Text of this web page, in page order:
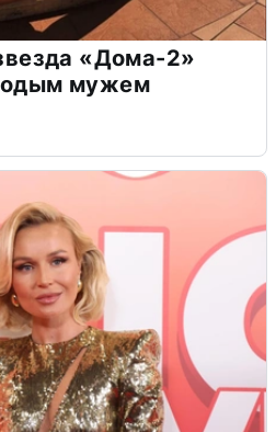
«Дома-2»
мужем